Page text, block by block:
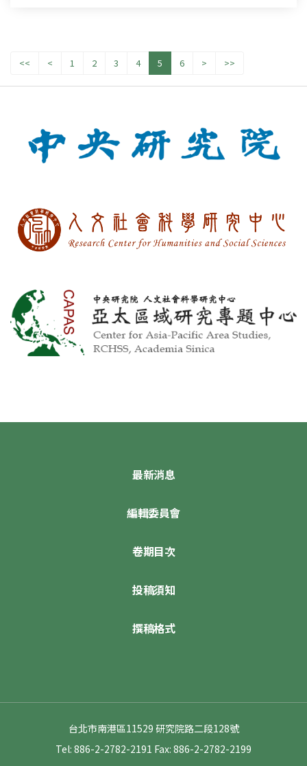
<< < 1 2 3 4 5 6 > >>
最新消息
編輯委員會
卷期目次
投稿須知
撰稿格式
台北市南港區11529 研究院路二段128號
Tel: 886-2-2782-2191 Fax: 886-2-2782-2199